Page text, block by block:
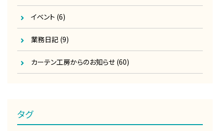
イベント (6)
業務日記 (9)
カーテン工房からのお知らせ (60)
タグ